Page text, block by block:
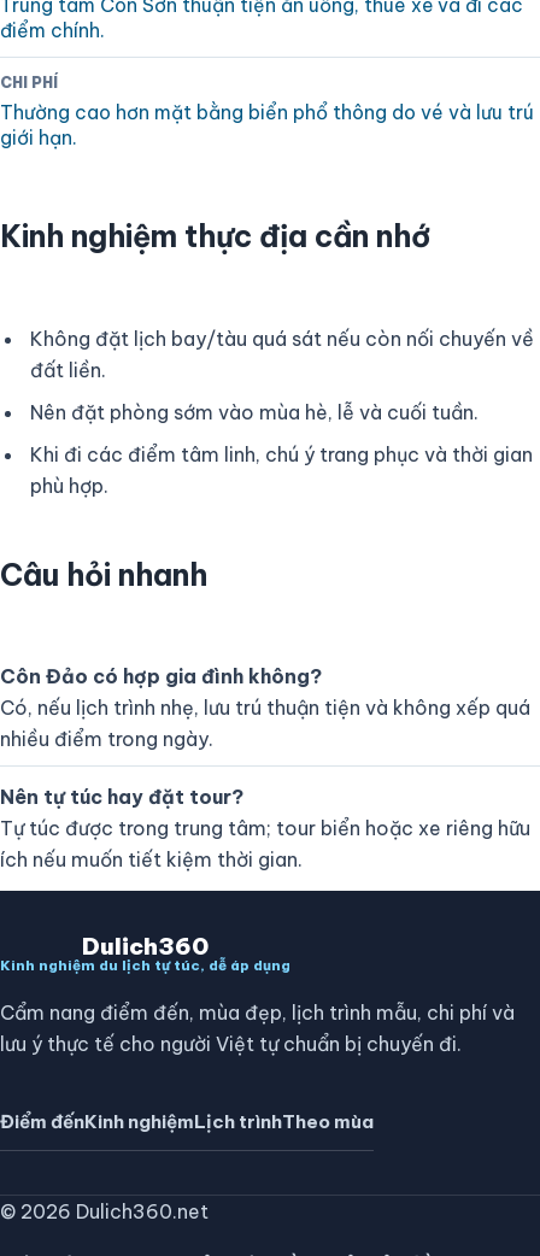
Trung tâm Côn Sơn thuận tiện ăn uống, thuê xe và đi các
điểm chính.
CHI PHÍ
Thường cao hơn mặt bằng biển phổ thông do vé và lưu trú
giới hạn.
Kinh nghiệm thực địa cần nhớ
Không đặt lịch bay/tàu quá sát nếu còn nối chuyến về
đất liền.
Nên đặt phòng sớm vào mùa hè, lễ và cuối tuần.
Khi đi các điểm tâm linh, chú ý trang phục và thời gian
phù hợp.
Câu hỏi nhanh
Côn Đảo có hợp gia đình không?
Có, nếu lịch trình nhẹ, lưu trú thuận tiện và không xếp quá
nhiều điểm trong ngày.
Nên tự túc hay đặt tour?
Tự túc được trong trung tâm; tour biển hoặc xe riêng hữu
ích nếu muốn tiết kiệm thời gian.
Dulich360
Kinh nghiệm du lịch tự túc, dễ áp dụng
Cẩm nang điểm đến, mùa đẹp, lịch trình mẫu, chi phí và
lưu ý thực tế cho người Việt tự chuẩn bị chuyến đi.
Điểm đếnKinh nghiệmLịch trìnhTheo mùa
© 2026 Dulich360.net